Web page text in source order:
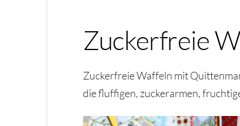
Zuckerfreie
Zuckerfreie Waffeln mit
die fluffigen, zuckerarmen,